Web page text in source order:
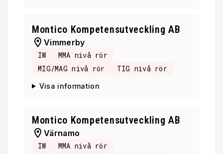
Montico Kompetensutveckling AB
Vimmerby
IW
MMA nivå rör
MIG/MAG nivå rör
TIG nivå rör
Visa information
Montico Kompetensutveckling AB
Värnamo
IW
MMA nivå rör